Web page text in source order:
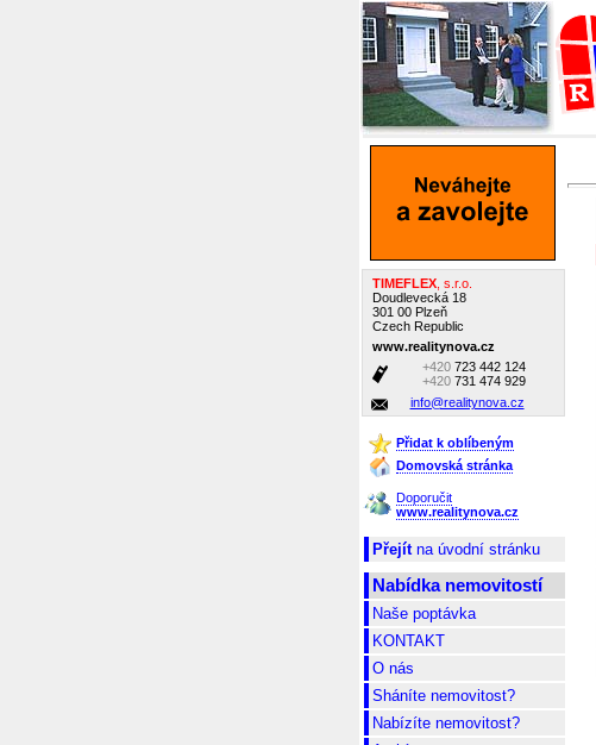
TIMEFLEX, s.r.o.
Doudlevecká 18
301 00 Plzeň
Czech Republic
www.realitynova.cz
+420723 442 124
+420731 474 929
info@realitynova.cz
Přidat k oblíbeným
Domovská stránka
Doporučit
www.realitynova.cz
Přejítna úvodní stránku
Nabídka nemovitostí
Naše poptávka
KONTAKT
O nás
Sháníte nemovitost?
Nabízíte nemovitost?